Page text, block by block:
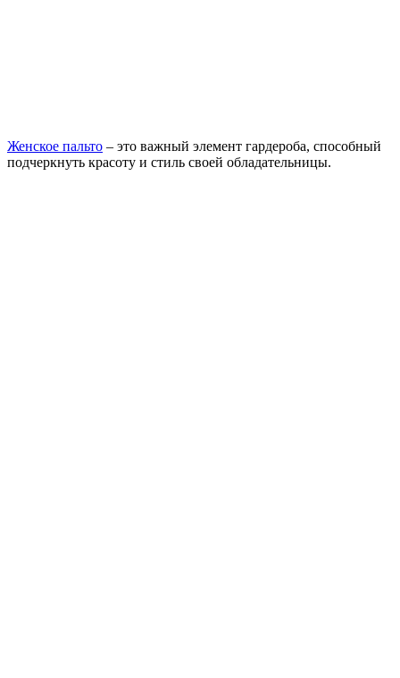
Женское пальто – это важный элемент гардероба, способный
подчеркнуть красоту и стиль своей обладательницы.